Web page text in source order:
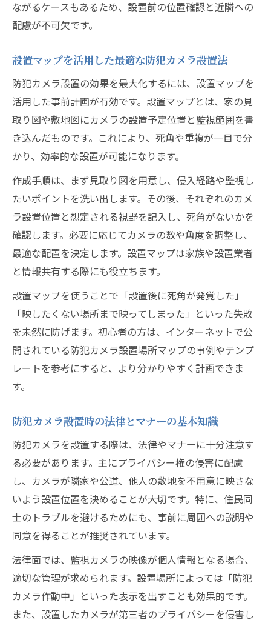
ながるケースもあるため、設置前の位置確認と近隣への
配慮が不可欠です。
設置マップを活用した最適な防犯カメラ設置法
防犯カメラ設置の効果を最大化するには、設置マップを
活用した事前計画が有効です。設置マップとは、家の見
取り図や敷地図にカメラの設置予定位置と監視範囲を書
き込んだものです。これにより、死角や重複が一目で分
かり、効率的な設置が可能になります。
作成手順は、まず見取り図を用意し、侵入経路や監視し
たいポイントを洗い出します。その後、それぞれのカメ
ラ設置位置と想定される視野を記入し、死角がないかを
確認します。必要に応じてカメラの数や角度を調整し、
最適な配置を決定します。設置マップは家族や設置業者
と情報共有する際にも役立ちます。
設置マップを使うことで「設置後に死角が発覚した」
「映したくない場所まで映ってしまった」といった失敗
を未然に防げます。初心者の方は、インターネットで公
開されている防犯カメラ設置場所マップの事例やテンプ
レートを参考にすると、より分かりやすく計画できま
す。
防犯カメラ設置時の法律とマナーの基本知識
防犯カメラを設置する際は、法律やマナーに十分注意す
る必要があります。主にプライバシー権の侵害に配慮
し、カメラが隣家や公道、他人の敷地を不用意に映さな
いよう設置位置を決めることが大切です。特に、住民同
士のトラブルを避けるためにも、事前に周囲への説明や
同意を得ることが推奨されています。
法律面では、監視カメラの映像が個人情報となる場合、
適切な管理が求められます。設置場所によっては「防犯
カメラ作動中」といった表示を出すことも効果的です。
また、設置したカメラが第三者のプライバシーを侵害し